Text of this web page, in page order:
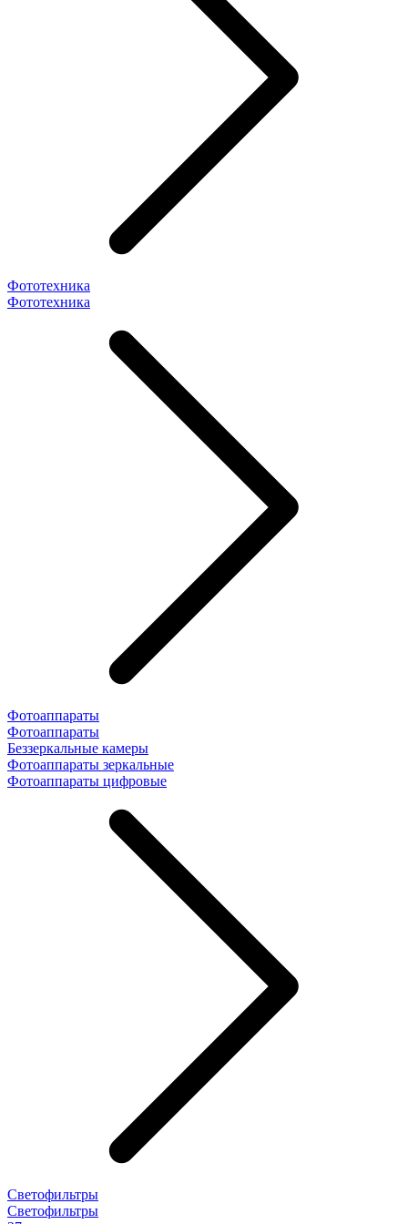
Фототехника
Фототехника
Фотоаппараты
Фотоаппараты
Беззеркальные камеры
Фотоаппараты зеркальные
Фотоаппараты цифровые
Светофильтры
Светофильтры